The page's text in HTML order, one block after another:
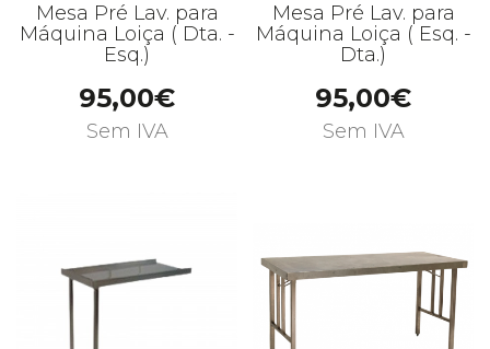
Mesa Pré Lav. para
Máquina Loiça ( Dta. -
Esq.)
95,00€
Sem IVA
Mesa Pré Lav. para
Máquina Loiça ( Esq. -
Dta.)
95,00€
Sem IVA